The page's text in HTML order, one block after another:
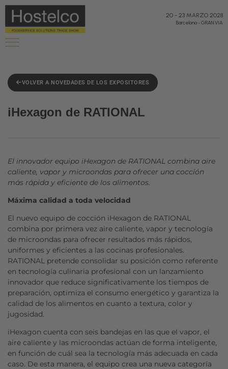
20 - 23 MARZO 2028
Barcelona-GRAN VIA
VOLVER A NOVEDADES DE LOS EXPOSITORES
iHexagon de RATIONAL
El innovador equipo iHexagon de RATIONAL combina aire
caliente, vapor y microondas para ofrecer una cocción
más rápida y eficiente de los alimentos.
Máxima calidad a toda velocidad
El nuevo equipo de cocción iHexagon de RATIONAL
combina por primera vez aire caliente, vapor y tecnología
de microondas para ofrecer resultados más rápidos,
uniformes y eficientes a las cocinas profesionales.
RATIONAL pretende consolidar su posición como referente
en tecnología culinaria profesional con un lanzamiento
innovador que reduce significativamente los tiempos de
preparación, optimiza el consumo energético y garantiza la
calidad de los alimentos en cuanto a textura, color y
jugosidad.
iHexagon cuenta con seis bandejas en las que el vapor, el
aire caliente y las microondas actúan de forma inteligente,
en función de cuál sea la tecnología más adecuada en cada
caso. De esta manera, el equipo crea una nueva categoría